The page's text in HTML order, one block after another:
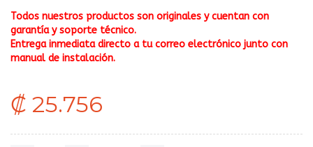
Todos nuestros productos son originales y cuentan con
garantía y soporte técnico.
Entrega inmediata directo a tu correo electrónico junto con
manual de instalación.
₡ 25.756